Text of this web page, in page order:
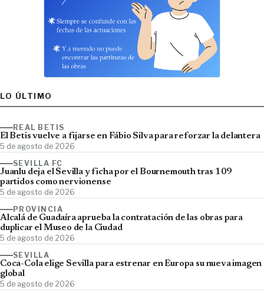
LO ÚLTIMO
REAL BETIS
El Betis vuelve a fijarse en Fábio Silva para reforzar la delantera
5 de agosto de 2026
SEVILLA FC
Juanlu deja el Sevilla y ficha por el Bournemouth tras 109
partidos como nervionense
5 de agosto de 2026
PROVINCIA
Alcalá de Guadaíra aprueba la contratación de las obras para
duplicar el Museo de la Ciudad
5 de agosto de 2026
SEVILLA
Coca-Cola elige Sevilla para estrenar en Europa su nueva imagen
global
5 de agosto de 2026